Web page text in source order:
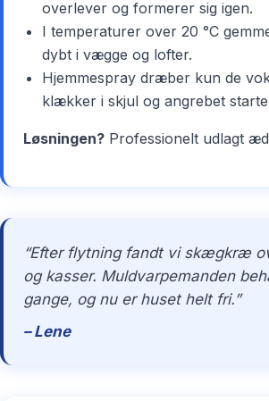
overlever og formerer sig igen.
I temperaturer over 20 °C
dybt i vægge og lofter.
Hjemmespray dræber kun de
klækker i skjul og angrebet
Løsningen? Professionelt udlagt
“Efter flytning fandt vi skægkræ
og kasser. Muldvarpemanden
gange, og nu er huset helt fri.”
– Lene